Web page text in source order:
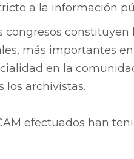
a la información
congresos
más importantes
en la
los archivistas.
efectuados han